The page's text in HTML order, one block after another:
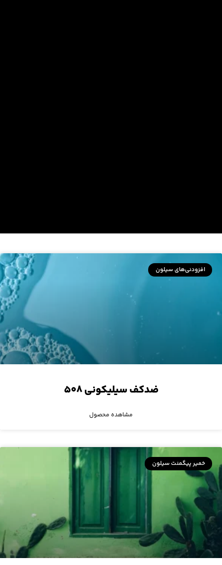
افزودنی‌های سیلون
ضدکف سیلیکونی ۵۰۸
مشاهده محصول
خمیر پیگمنت سیلون